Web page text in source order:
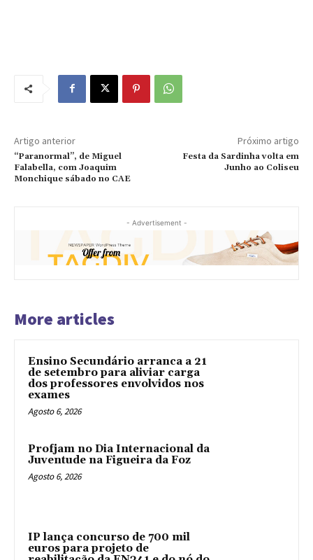
Artigo anterior
“Paranormal”, de Miguel
Falabella, com Joaquim
Monchique sábado no CAE
Próximo artigo
Festa da Sardinha volta em
Junho ao Coliseu
- Advertisement -
More articles
Ensino Secundário arranca a 21
de setembro para aliviar carga
dos professores envolvidos nos
exames
Agosto 6, 2026
Profjam no Dia Internacional da
Juventude na Figueira da Foz
Agosto 6, 2026
IP lança concurso de 700 mil
euros para projeto de